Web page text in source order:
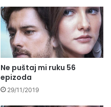
Ne puštaj mi ruku 56
epizoda
29/11/2019